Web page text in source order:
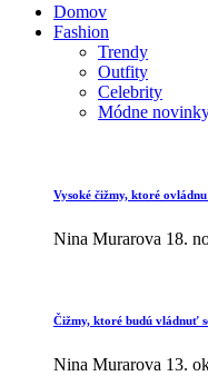
Domov
Fashion
Trendy
Outfity
Celebrity
Módne
Vysoké čižmy, ktoré
Nina Murarova 18.
Čižmy, ktoré budú vládnuť
Nina Murarova 13.